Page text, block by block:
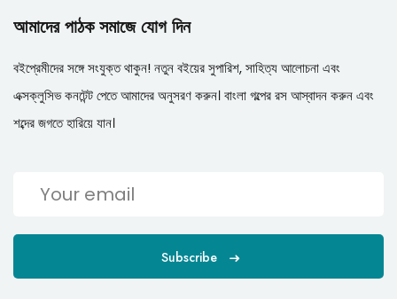
আমাদের পাঠক সমাজে যোগ দিন
বইপ্রেমীদের সঙ্গে সংযুক্ত থাকুন! নতুন বইয়ের সুপারিশ, সাহিত্য আলোচনা এবং
এক্সক্লুসিভ কনটেন্ট পেতে আমাদের অনুসরণ করুন। বাংলা গল্পের রস আস্বাদন করুন এবং
শব্দের জগতে হারিয়ে যান।
Subscribe